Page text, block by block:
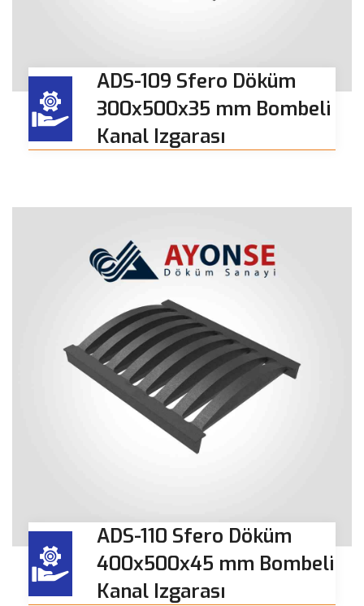
ADS-109 Sfero Döküm
300x500x35 mm Bombeli
Kanal Izgarası
ADS-110 Sfero Döküm
400x500x45 mm Bombeli
Kanal Izgarası